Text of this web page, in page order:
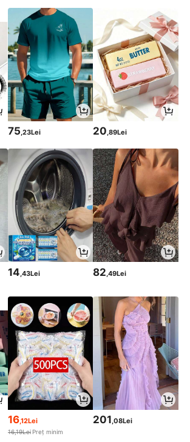
75,23Lei 20,89Lei
14 ,43Lei 82 ,49Lei
16,12Lei
16,19Lei Preț minim
201 ,08Lei